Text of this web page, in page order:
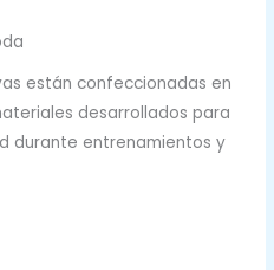
están confeccionadas en
desarrollados para
durante entrenamientos y